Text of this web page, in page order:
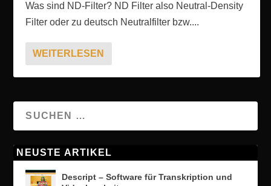
Was sind ND-Filter? ND Filter also Neutral-Density
Filter oder zu deutsch Neutralfilter bzw....
WEITERLESEN
NEUSTE ARTIKEL
Descript – Software für Transkription und